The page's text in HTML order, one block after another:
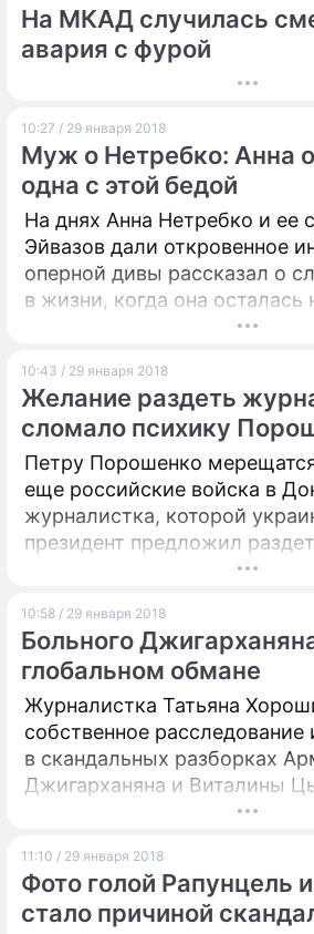
На МКАД случилась
авария с фурой
10:27 / 29 января 2018
Муж о Нетребко: Анна
одна с этой бедой
На днях Анна Нетребко и ее
Эйвазов дали откровенное
оперной дивы рассказал о
в жизни, когда она осталась
10:43 / 29 января 2018
Желание раздеть
сломало психику
Петру Порошенко
еще российские войска в
журналистка, которой
президент предложил
в Давосе,
10:58 / 29 января 2018
Больного
глобальном обмане
Журналистка Татьяна
собственное расследование
в скандальных разборках
Джигарханяна и Виталины
Романовской все очень
сценарии.
11:10 / 29 января 2018
Фото голой Рапунцель
стало причиной